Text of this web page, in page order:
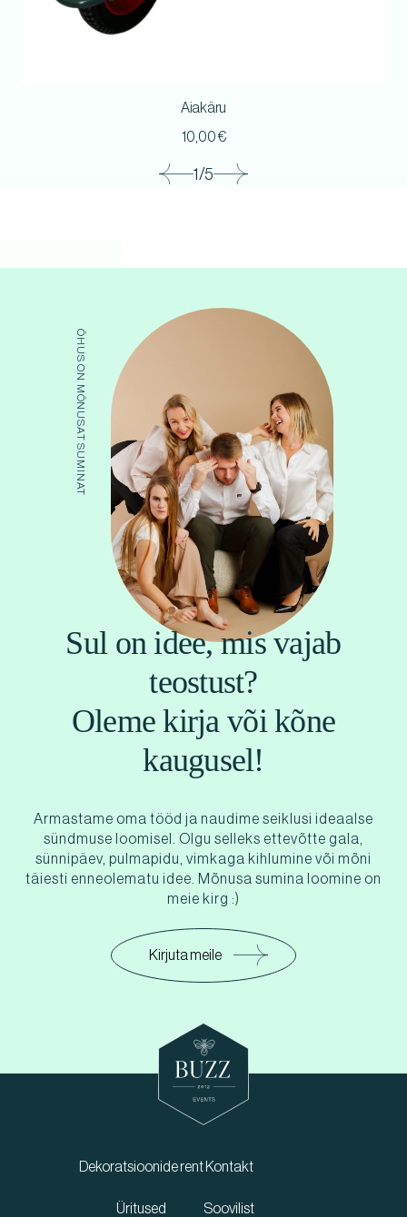
1/5
Aiakäru
10,00€
ÕHUS ON MÕNUSAT SUMINAT
Sul on idee, mis vajab
teostust?
Oleme kirja või kõne
kaugusel!
Armastame oma tööd ja naudime seiklusi ideaalse
sündmuse loomisel. Olgu selleks ettevõtte gala,
sünnipäev, pulmapidu, vimkaga kihlumine või mõni
täiesti enneolematu idee. Mõnusa sumina loomine on
meie kirg :)
Kirjuta meile
Dekoratsioonide rent
Üritused
Kontakt
Soovilist